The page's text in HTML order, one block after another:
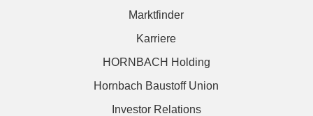
Marktfinder
Karriere
HORNBACH Holding
Hornbach Baustoff Union
Investor Relations